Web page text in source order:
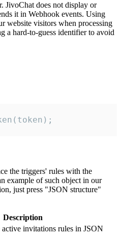
JivoChat does not display or
it in Webhook events. Using
website visitors when processing
a hard-to-guess identifier to avoid
the triggers' rules with the
example of such object in our
just press "JSON structure"
Description
invitations rules in JSON